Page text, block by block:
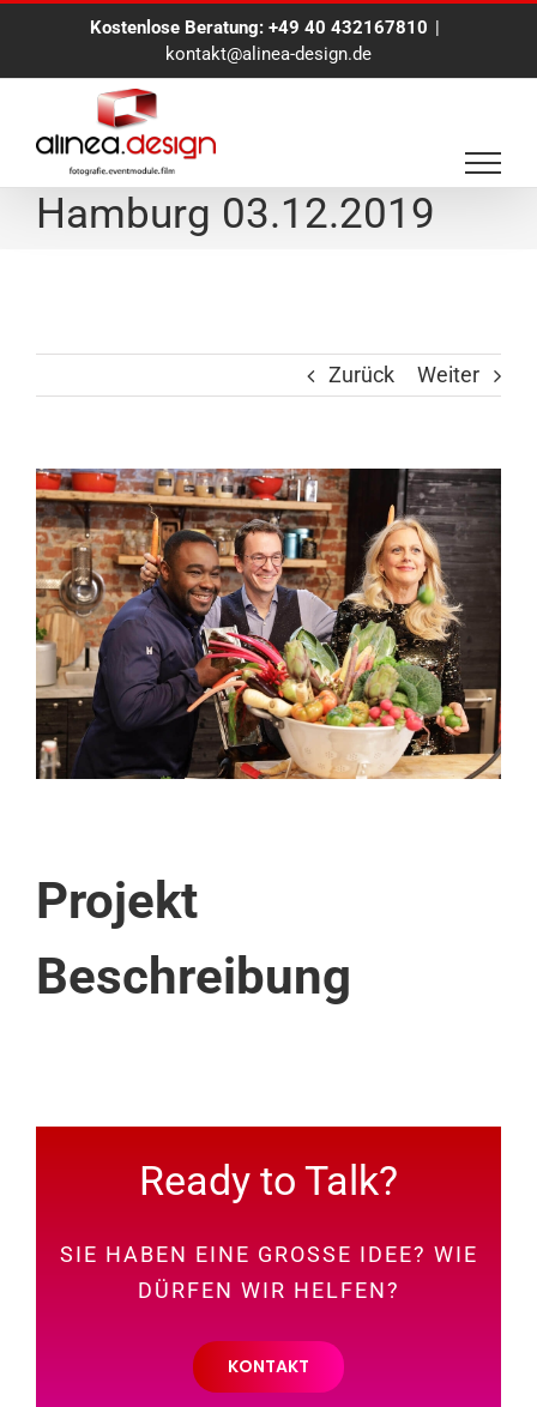
Kostenlose Beratung: +49 40 432167810 |
kontakt@alinea-design.de
Eventfotografie in
Hamburg 03.12.2019
Zurück Weiter
View
Larger
Image
Projekt
Beschreibung
Ready to Talk?
SIE HABEN EINE GROSSE IDEE? WIE
DÜRFEN WIR HELFEN?
KONTAKT